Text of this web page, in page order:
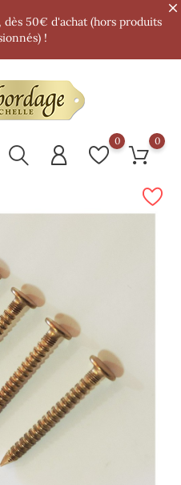
50€ d'achat (hors produits
!
0 0